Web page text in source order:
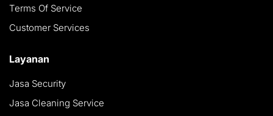
Terms Of Service
Customer Services
Layanan
Jasa Security
Jasa Cleaning Service